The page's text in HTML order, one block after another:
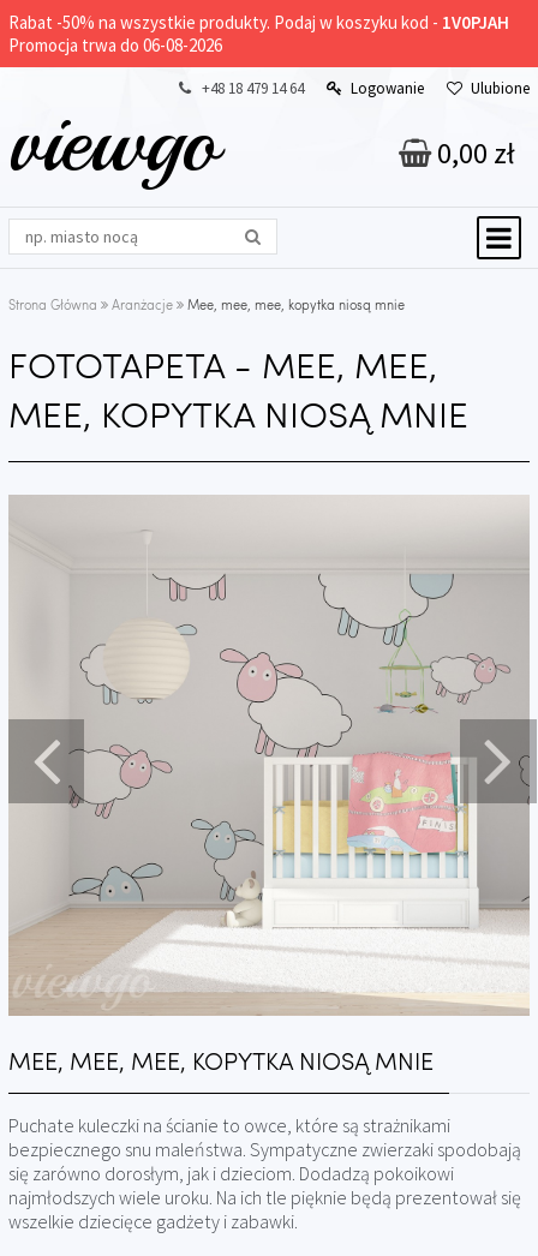
Rabat -50% na wszystkie produkty. Podaj w koszyku kod - 1V0PJAH
Promocja trwa do 06-08-2026
+48 18 479 14 64 Logowanie Ulubione
viewgo 0,00 zł
Strona Główna Aranżacje Mee, mee, mee, kopytka niosą mnie
FOTOTAPETA - MEE, MEE,
MEE, KOPYTKA NIOSĄ MNIE
MEE, MEE, MEE, KOPYTKA NIOSĄ MNIE
Puchate kuleczki na ścianie to owce, które są strażnikami
bezpiecznego snu maleństwa. Sympatyczne zwierzaki spodobają
się zarówno dorosłym, jak i dzieciom. Dodadzą pokoikowi
najmłodszych wiele uroku. Na ich tle pięknie będą prezentował się
wszelkie dziecięce gadżety i zabawki.